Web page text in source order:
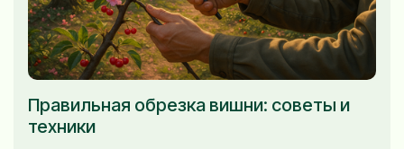
Правильная обрезка вишни: советы и
техники